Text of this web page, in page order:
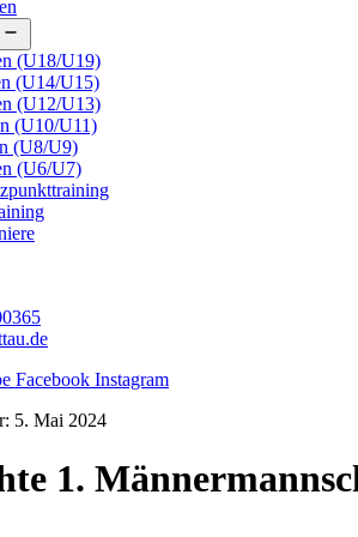
menu
(U18/U19)
(U14/U15)
(U12/U13)
(U10/U11)
(U8/U9)
(U6/U7)
Facebook Instagram
5. Mai 2024
1.